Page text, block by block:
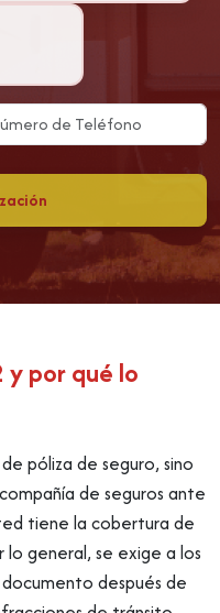
y por qué lo
póliza de seguro, sino
de seguros ante
tiene la cobertura de
lo general, se exige a los
después de